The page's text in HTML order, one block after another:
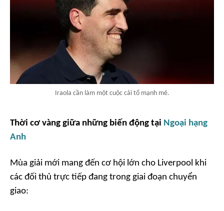
Iraola cần làm một cuộc cải tổ mạnh mẽ.
Thời cơ vàng giữa những biến động tại Ngoại hạng
Anh
Mùa giải mới mang đến cơ hội lớn cho Liverpool khi
các đối thủ trực tiếp đang trong giai đoạn chuyển
giao: